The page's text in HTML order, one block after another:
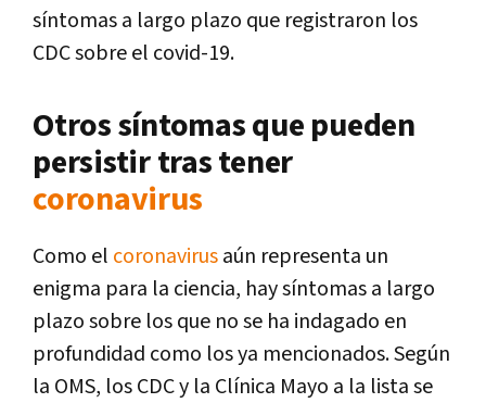
síntomas a largo plazo que registraron los
CDC sobre el covid-19.
Otros síntomas que pueden
persistir tras tener
coronavirus
Como el coronavirusaún representa un
enigma para la ciencia, hay síntomas a largo
plazo sobre los que no se ha indagado en
profundidad como los ya mencionados. Según
la OMS, los CDC y la Clínica Mayo a la lista se